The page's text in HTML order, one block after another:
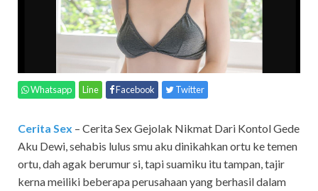
Whatsapp Line Facebook Twitter
Cerita Sex – Cerita Sex Gejolak Nikmat Dari Kontol Gede
Aku Dewi, sehabis lulus smu aku dinikahkan ortu ke temen
ortu, dah agak berumur si, tapi suamiku itu tampan, tajir
kerna meiliki beberapa perusahaan yang berhasil dalam